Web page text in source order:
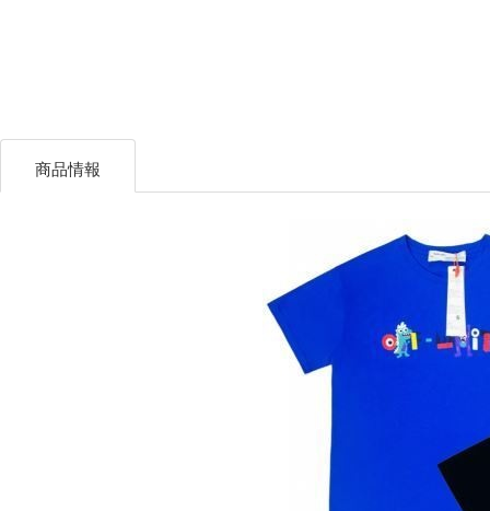
商品情報